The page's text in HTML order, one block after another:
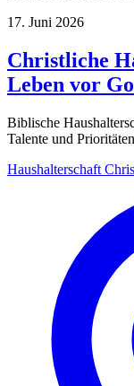
17. Juni 2026
Christliche
Leben vor
Biblische
Talente und
Haushalterschaft